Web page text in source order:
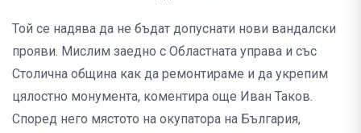
Той се надява да не бъдат допуснати нови вандалски
прояви. Мислим заедно с Областната управа и със
Столична община как да ремонтираме и да укрепим
цялостно монумента, коментира още Иван Таков.
Според него мястото на окупатора на България,